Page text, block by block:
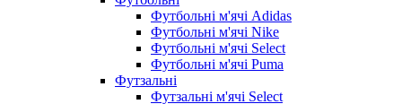
Футбольні м'ячі Adidas
Футбольні м'ячі Nike
Футбольні м'ячі Select
Футбольні м'ячі Puma
Футзальні
Футзальні м'ячі Select